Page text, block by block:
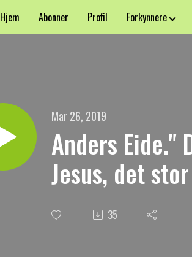
Hjem Abonner Profil Forkynnere
Mar 26, 2019
Anders Eide."
Jesus, det
35